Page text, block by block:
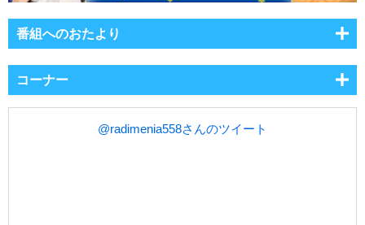
番組へのおたより
コーナー
@radimenia558さんのツイート